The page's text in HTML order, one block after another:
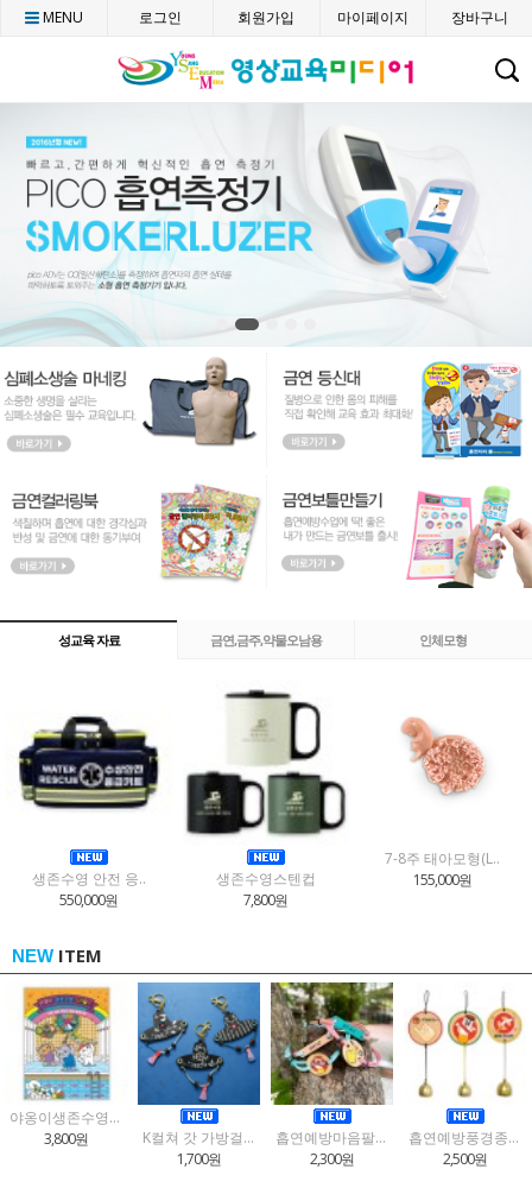
CMENU 로그인 회원가입 마이페이지 장바구니
성교육 자료 금연,금주,약물오남용 인체모형
생존수영 안전 응..
550,000원
생존수영스텐컵
7,800원
7-8주 태아모형(L..
155,000원
NEW ITEM
야옹이생존수영컬러링북
3,800원
K컬쳐 갓 가방걸이 키링 만들기
1,700원
흡연예방마음팔찌만들기(3종택1)
2,300원
흡연예방풍경종만들기(12종택1)
2,500원